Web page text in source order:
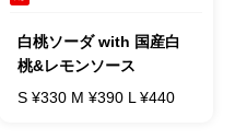
白桃ソーダ with 国産白
桃&レモンソース
S ¥330 M ¥390 L ¥440